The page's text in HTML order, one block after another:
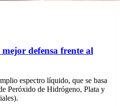
defensa frente al
espectro líquido, que se basa
Peróxido de Hidrógeno, Plata y